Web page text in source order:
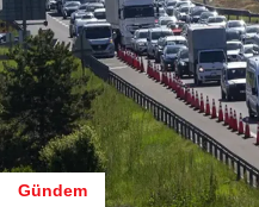
Gündem